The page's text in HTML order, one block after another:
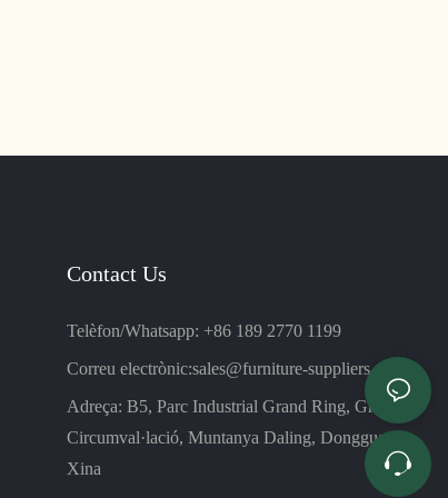
Contact Us
Telèfon/Whatsapp: +86 189 2770 1199
Correu electrònic:sales@furniture-suppliers.com
Adreça: B5, Parc Industrial Grand Ring, Gran
Circumval·lació, Muntanya Daling, Dongguan,
Xina